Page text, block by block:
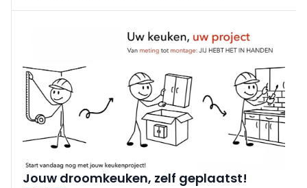
beleven. Hier zijn de belangrijkste trends die in België
naar voren komen in 2026.
Jouw droomkeuken, zelf geplaatst!